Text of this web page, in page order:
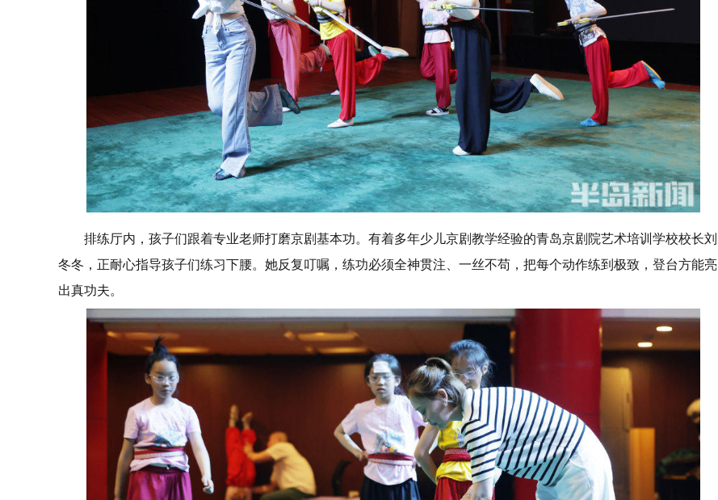
排练厅内，孩子们跟着专业老师打磨京剧基本功。有着多年少儿京剧教学经验的青岛京剧院艺术培训学校校长刘
冬冬，正耐心指导孩子们练习下腰。她反复叮嘱，练功必须全神贯注、一丝不苟，把每个动作练到极致，登台方能亮
出真功夫。